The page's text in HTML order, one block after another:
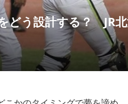
どう設計する？ JR